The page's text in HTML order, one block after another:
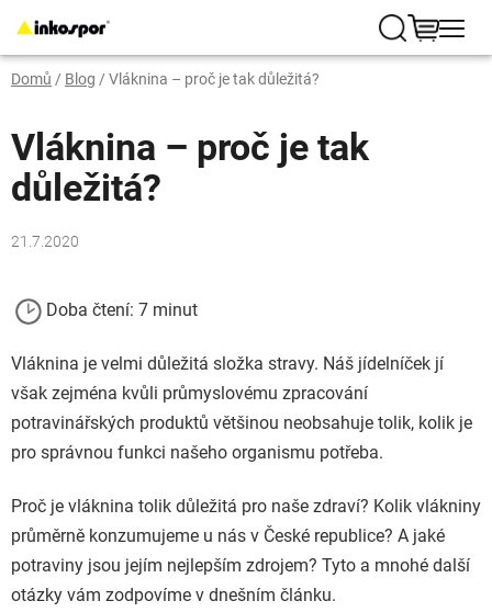
na
obsah
Hledat
Domů / Blog / Vláknina – proč je tak důležitá?
Vláknina – proč je tak
důležitá?
21.7.2020
Doba čtení: 7 minut
Vláknina je velmi důležitá složka stravy. Náš jídelníček jí
však zejména kvůli průmyslovému zpracování
potravinářských produktů většinou neobsahuje tolik, kolik je
pro správnou funkci našeho organismu potřeba.
Proč je vláknina tolik důležitá pro naše zdraví? Kolik vlákniny
průměrně konzumujeme u nás v České republice? A jaké
potraviny jsou jejím nejlepším zdrojem? Tyto a mnohé další
otázky vám zodpovíme v dnešním článku.